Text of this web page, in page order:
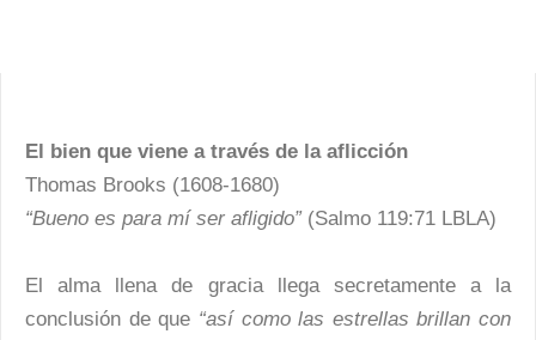
El bien que viene a través de la aflicción
Thomas Brooks (1608-1680)
“Bueno es para mí ser afligido”(Salmo 119:71 LBLA)
El alma llena de gracia llega secretamente a la
conclusión de que “así como las estrellas brillan con